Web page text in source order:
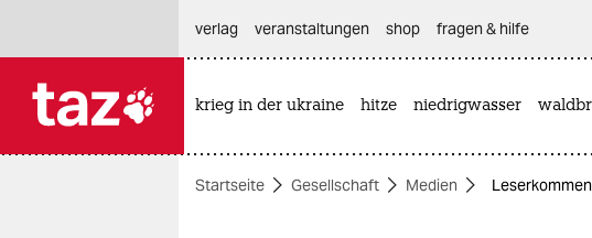
themen
verlag
veranstaltungen shop fragen & hilfe
krieg in der ukraine hitze niedrigwasser
Startseite Gesellschaft Medien